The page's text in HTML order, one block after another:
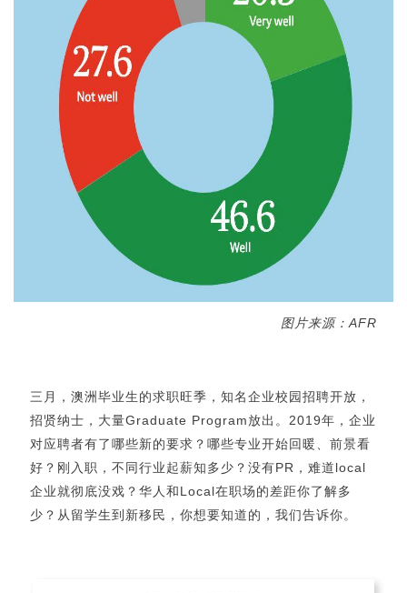
图片来源：AFR
三月，澳洲毕业生的求职旺季，知名企业校园招聘开放，
招贤纳士，大量Graduate Program放出。2019年，企业
对应聘者有了哪些新的要求？哪些专业开始回暖、前景看
好？刚入职，不同行业起薪知多少？没有PR，难道local
企业就彻底没戏？华人和Local在职场的差距你了解多
少？从留学生到新移民，你想要知道的，我们告诉你。